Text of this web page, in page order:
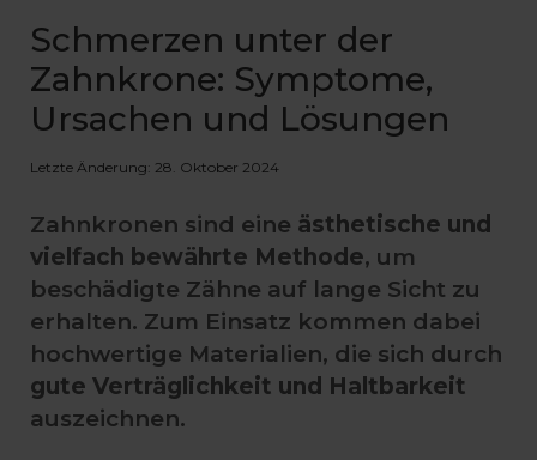
Schmerzen unter der
Zahnkrone: Symptome,
Ursachen und Lösungen
Letzte Änderung: 28. Oktober 2024
Zahnkronen sind eine ästhetische und
vielfach bewährte Methode, um
beschädigte Zähne auf lange Sicht zu
erhalten. Zum Einsatz kommen dabei
hochwertige Materialien, die sich durch
gute Verträglichkeit und Haltbarkeit
auszeichnen.